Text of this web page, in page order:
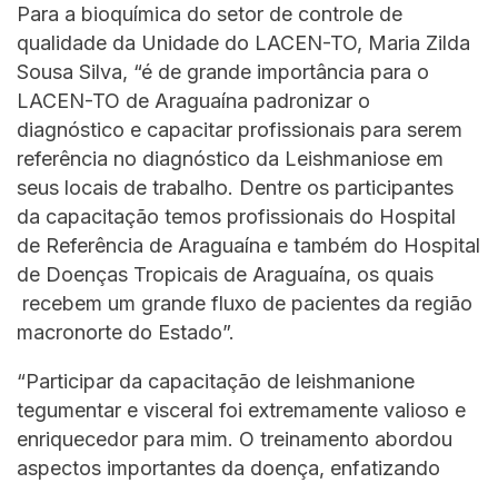
Para a bioquímica do setor de controle de
qualidade da Unidade do LACEN-TO, Maria Zilda
Sousa Silva, “é de grande importância para o
LACEN-TO de Araguaína padronizar o
diagnóstico e capacitar profissionais para serem
referência no diagnóstico da Leishmaniose em
seus locais de trabalho. Dentre os participantes
da capacitação temos profissionais do Hospital
de Referência de Araguaína e também do Hospital
de Doenças Tropicais de Araguaína, os quais
recebem um grande fluxo de pacientes da região
macronorte do Estado”.
“Participar da capacitação de leishmanione
tegumentar e visceral foi extremamente valioso e
enriquecedor para mim. O treinamento abordou
aspectos importantes da doença, enfatizando